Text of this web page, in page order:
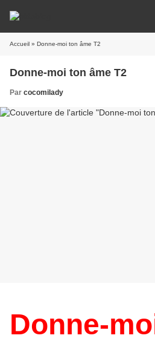
Accueil » Donne-moi ton âme T2
Donne-moi ton âme T2
Par cocomilady
Donne-